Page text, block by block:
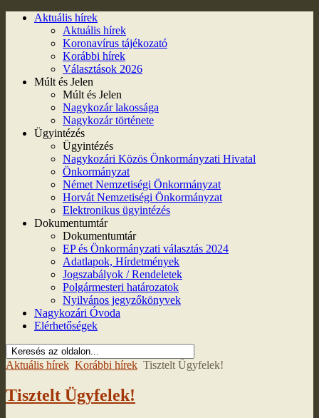
Aktuális hírek
Aktuális hírek
Koronavírus tájékozató
Korábbi hírek
Választások 2026
Múlt és Jelen
Múlt és Jelen
Nagykozár lakossága
Nagykozár története
Ügyintézés
Ügyintézés
Nagykozári Közös Önkormányzati Hivatal
Önkormányzat
Német Nemzetiségi Önkormányzat
Horvát Nemzetiségi Önkormányzat
Elektronikus ügyintézés
Dokumentumtár
Dokumentumtár
EP és Önkormányzati választás 2024
Adatlapok, Hírdetmények
Jogszabályok / Rendeletek
Polgármesteri határozatok
Nyilvános jegyzőkönyvek
Nagykozári Óvoda
Elérhetőségek
Aktuális hírek Korábbi hírek Tisztelt Ügyfelek!
Tisztelt Ügyfelek!